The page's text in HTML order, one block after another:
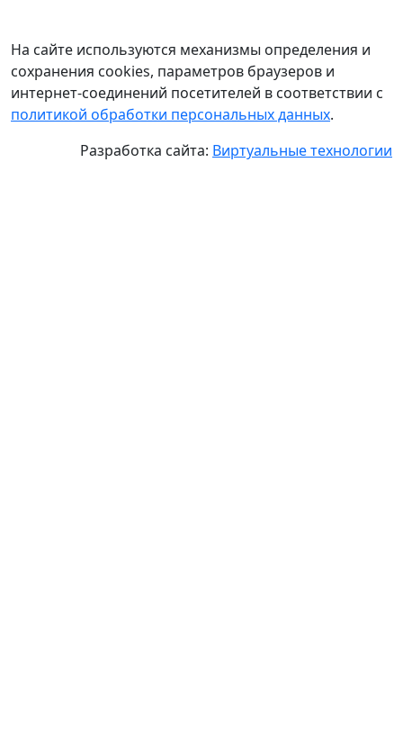
На сайте используются механизмы определения и
сохранения cookies, параметров браузеров и
интернет-соединений посетителей в соответствии с
политикой обработки персональных данных.
Разработка сайта: Виртуальные технологии